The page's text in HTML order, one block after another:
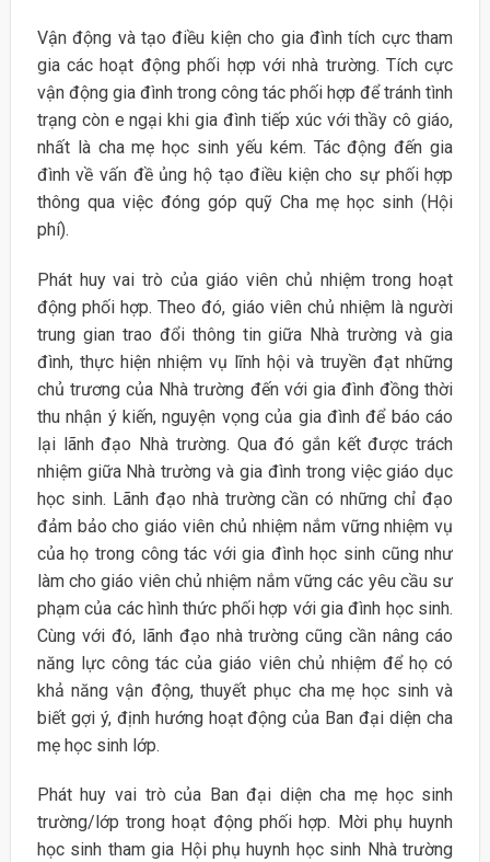
Vận động và tạo điều kiện cho gia đình tích cực tham
gia các hoạt động phối hợp với nhà trường. Tích cực
vận động gia đình trong công tác phối hợp để tránh tình
trạng còn e ngại khi gia đình tiếp xúc với thầy cô giáo,
nhất là cha mẹ học sinh yếu kém. Tác động đến gia
đình về vấn đề ủng hộ tạo điều kiện cho sự phối hợp
thông qua việc đóng góp quỹ Cha mẹ học sinh (Hội
phí).
Phát huy vai trò của giáo viên chủ nhiệm trong hoạt
động phối hợp. Theo đó, giáo viên chủ nhiệm là người
trung gian trao đổi thông tin giữa Nhà trường và gia
đình, thực hiện nhiệm vụ lĩnh hội và truyền đạt những
chủ trương của Nhà trường đến với gia đình đồng thời
thu nhận ý kiến, nguyện vọng của gia đình để báo cáo
lại lãnh đạo Nhà trường. Qua đó gắn kết được trách
nhiệm giữa Nhà trường và gia đình trong việc giáo dục
học sinh. Lãnh đạo nhà trường cần có những chỉ đạo
đảm bảo cho giáo viên chủ nhiệm nắm vững nhiệm vụ
của họ trong công tác với gia đình học sinh cũng như
làm cho giáo viên chủ nhiệm nắm vững các yêu cầu sư
phạm của các hình thức phối hợp với gia đình học sinh.
Cùng với đó, lãnh đạo nhà trường cũng cần nâng cáo
năng lực công tác của giáo viên chủ nhiệm để họ có
khả năng vận động, thuyết phục cha mẹ học sinh và
biết gợi ý, định hướng hoạt động của Ban đại diện cha
mẹ học sinh lớp.
Phát huy vai trò của Ban đại diện cha mẹ học sinh
trường/lớp trong hoạt động phối hợp. Mời phụ huynh
học sinh tham gia Hội phụ huynh học sinh Nhà trường